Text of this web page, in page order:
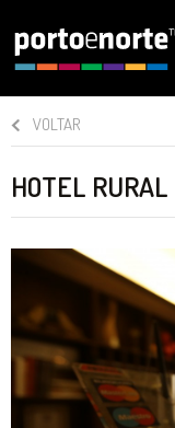
VOLTAR
HOTEL RURAL